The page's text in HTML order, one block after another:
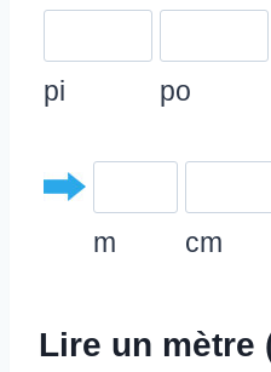
pi po
m cm
Lire un mètre